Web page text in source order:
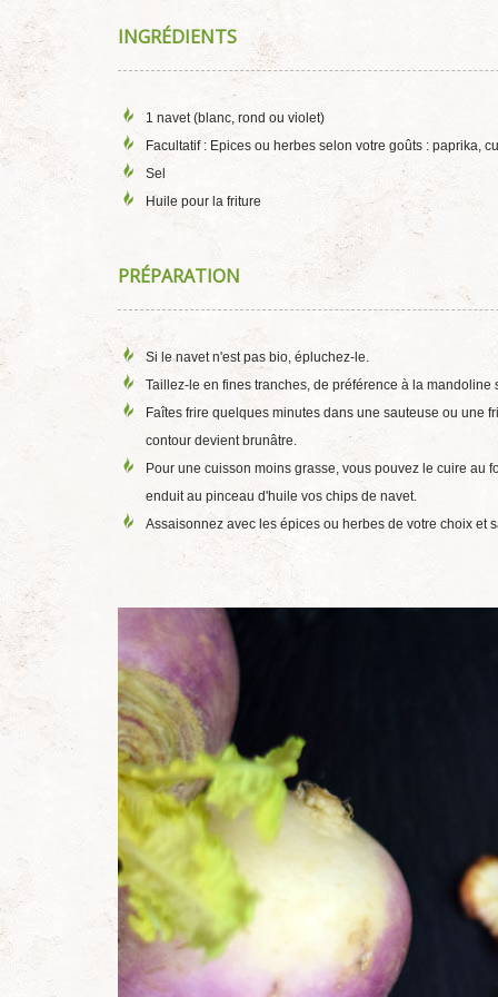
INGRÉDIENTS
1 navet (blanc, rond ou violet)
Facultatif : Epices ou herbes selon votre goûts : paprika,
Sel
Huile pour la friture
PRÉPARATION
Si le navet n'est pas bio, épluchez-le.
Taillez-le en fines tranches, de préférence à la mandoline
Faîtes frire quelques minutes dans une sauteuse ou une
contour devient brunâtre.
Pour une cuisson moins grasse, vous pouvez le cuire au
enduit au pinceau d'huile vos chips de navet.
Assaisonnez avec les épices ou herbes de votre choix et